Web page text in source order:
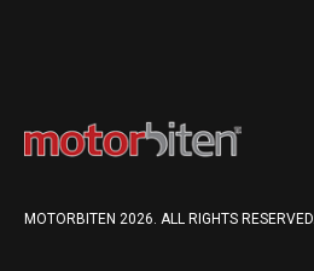
MOTORBITEN 2026. ALL RIGHTS RESERVED.